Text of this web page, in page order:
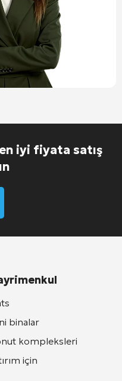
iyi fiyata satış
binalar
kompleksleri
için